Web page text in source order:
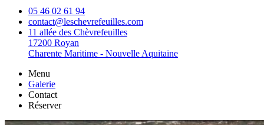
05 46 02 61 94
contact@leschevrefeuilles.com
11 allée des Chèvrefeuilles
17200 Royan
Charente Maritime - Nouvelle Aquitaine
Menu
Galerie
Contact
Réserver